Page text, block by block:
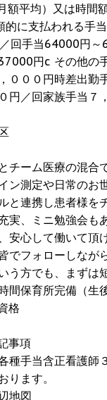
額平均）又は時間
に支払われる手
回手当64000円～
円c その他の
０００円時差出勤
円／回家族手当７
チーム医療の混合
ン測定や日常のお
と連携し患者様を
実、ミニ勉強会も
安心して働いて
でフォローしなが
う方でも、まずは
間保育所完備（生
格
事項
種手当含正看護師
ります。
地図